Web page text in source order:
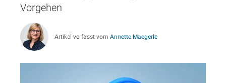
Vorgehen
Artikel verfasst vom Annette Maegerle